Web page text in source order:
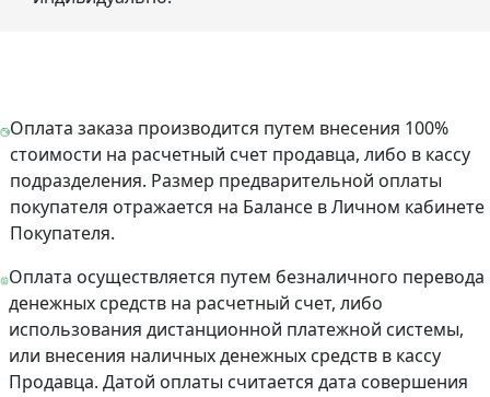
Оплата заказа производится путем внесения 100%
стоимости на расчетный счет продавца, либо в кассу
подразделения. Размер предварительной оплаты
покупателя отражается на Балансе в Личном кабинете
Покупателя.
Оплата осуществляется путем безналичного перевода
денежных средств на расчетный счет, либо
использования дистанционной платежной системы,
или внесения наличных денежных средств в кассу
Продавца. Датой оплаты считается дата совершения